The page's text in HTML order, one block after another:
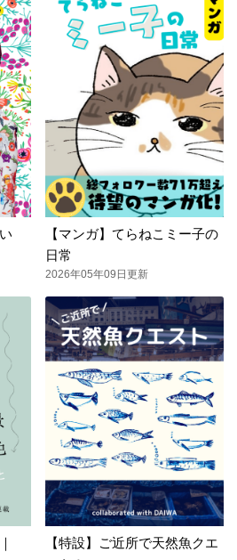
【マンガ】てらねこミー子の
日常
2026年05年09日更新
【特設】ご近所で天然魚クエ